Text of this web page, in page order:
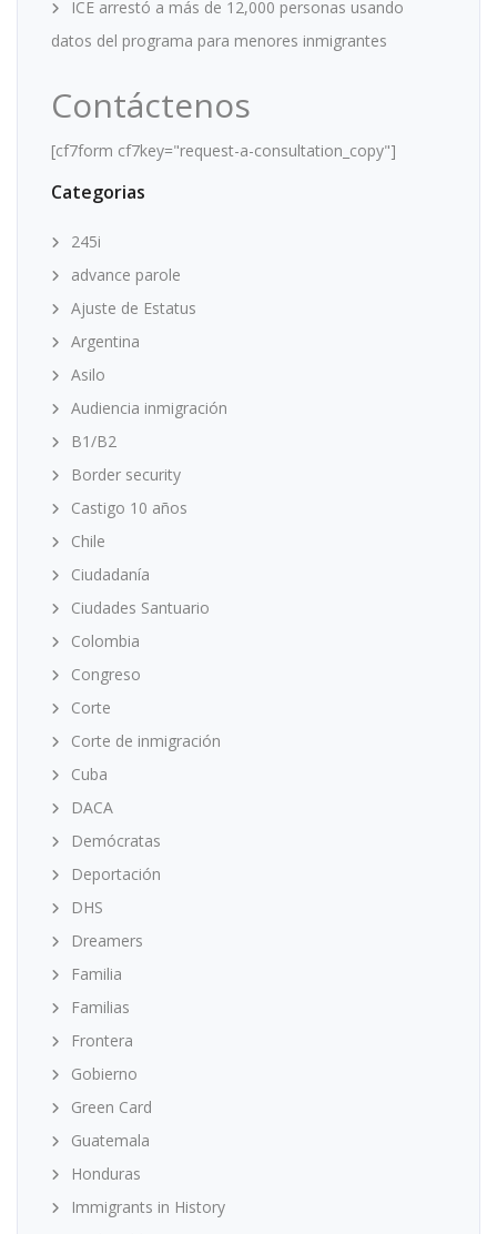
ICE arrestó a más de 12,000 personas usando
datos del programa para menores inmigrantes
Contáctenos
[cf7form cf7key="request-a-consultation_copy"]
Categorias
245i
advance parole
Ajuste de Estatus
Argentina
Asilo
Audiencia inmigración
B1/B2
Border security
Castigo 10 años
Chile
Ciudadanía
Ciudades Santuario
Colombia
Congreso
Corte
Corte de inmigración
Cuba
DACA
Demócratas
Deportación
DHS
Dreamers
Familia
Familias
Frontera
Gobierno
Green Card
Guatemala
Honduras
Immigrants in History